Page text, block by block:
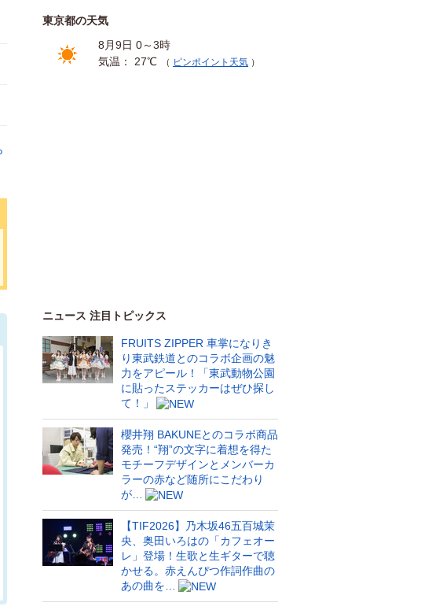
東京都の天気
8月9日 0～3時
気温： 27℃
（ ピンポイント天気 ）
ニュース 注目トピックス
FRUITS ZIPPER 車掌になりき
り東武鉄道とのコラボ企画の魅
力をアピール！「東武動物公園
に貼ったステッカーはぜひ探し
て！」
櫻井翔 BAKUNEとのコラボ商品
発売！“翔”の文字に着想を得た
モチーフデザインとメンバーカ
ラーの赤など随所にこだわり
が…
【TIF2026】乃木坂46五百城茉
央、奥田いろはの「カフェオー
レ」登場！生歌と生ギターで聴
かせる。赤えんぴつ作詞作曲の
あの曲を…